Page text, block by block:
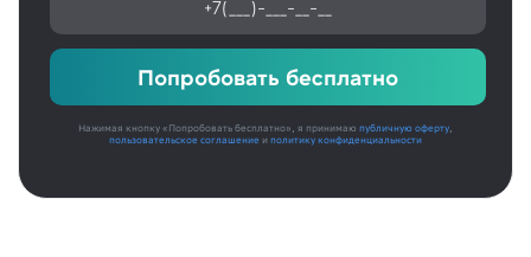
Попробовать бесплатно
Нажимая кнопку «Попробовать бесплатно», я принимаю публичную оферту,
пользовательское соглашение и политику конфиденциальности